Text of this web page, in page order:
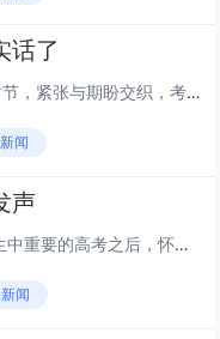
话了
弟弟考场外接姐姐不小心说实话了高考时节，紧张与期盼交织，考场之外，不乏轻松趣事增添色彩。最近，一对小兄弟在等待参加高考的姐姐时，他们的几句对话成为了人们津津乐道的话题。对话中，既有姐弟间深情的流露，也不乏幽默，引人发笑。16岁的大弟弟在被问...
闻
声
6月9日，广东湛江的一名男生在完成人生中重要的高考之后，怀着激动的心情冲出考场，想要以一种特别的方式庆祝这一时刻。他选择了模仿篮球巨星迈克尔·乔丹的炫酷飞踢动作，以此来表达自己的兴奋和释放压力。然而，事与愿违，由于考场外的地面湿滑，他在尝试...
闻